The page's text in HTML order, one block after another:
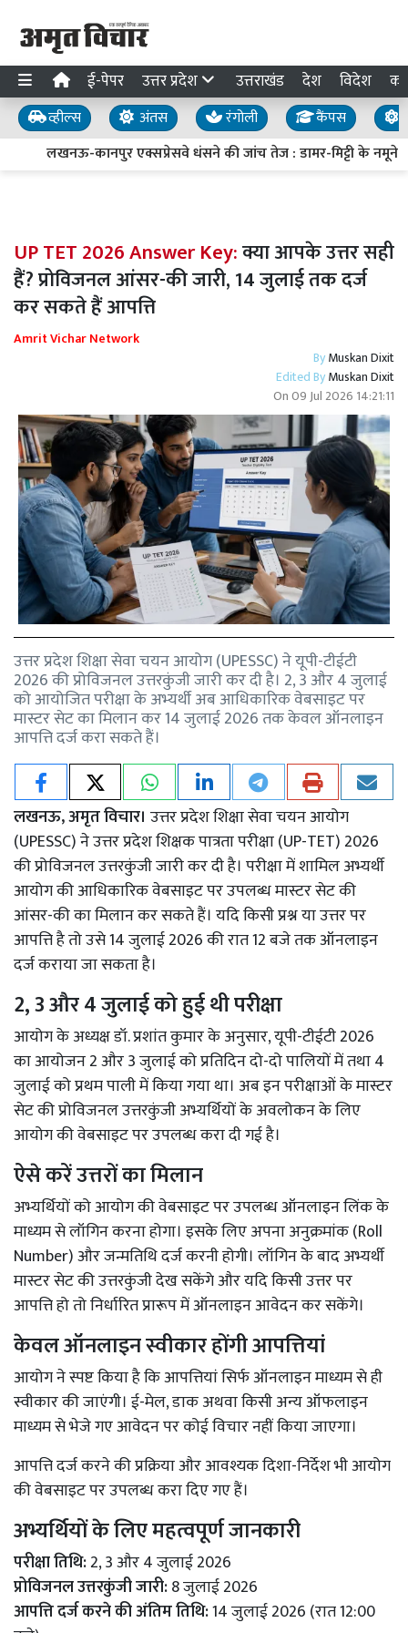
ई-पेपर उत्तर प्रदेश उत्तराखंड देश विदेश
व्हील्स अंतस रंगोली कैंपस
लखनऊ-कानपुर एक्सप्रेसवे धंसने की जांच तेज : डामर-मिट्टी के नमूने
UP TET 2026 Answer Key:क्या आपके उत्तर सही
हैं? प्रोविजनल आंसर-की जारी, 14 जुलाई तक दर्ज
कर सकते हैं आपत्ति
Amrit Vichar Network
ByMuskan Dixit
Edited ByMuskan Dixit
On09 Jul 2026 14:21:11
उत्तर प्रदेश शिक्षा सेवा चयन आयोग (UPESSC) ने यूपी-टीईटी
2026 की प्रोविजनल उत्तरकुंजी जारी कर दी है। 2, 3 और 4 जुलाई
को आयोजित परीक्षा के अभ्यर्थी अब आधिकारिक वेबसाइट पर
मास्टर सेट का मिलान कर 14 जुलाई 2026 तक केवल ऑनलाइन
आपत्ति दर्ज करा सकते हैं।
लखनऊ, अमृत विचार। उत्तर प्रदेश शिक्षा सेवा चयन आयोग
(UPESSC) ने उत्तर प्रदेश शिक्षक पात्रता परीक्षा (UP-TET) 2026
की प्रोविजनल उत्तरकुंजी जारी कर दी है। परीक्षा में शामिल अभ्यर्थी
आयोग की आधिकारिक वेबसाइट पर उपलब्ध मास्टर सेट की
आंसर-की का मिलान कर सकते हैं। यदि किसी प्रश्न या उत्तर पर
आपत्ति है तो उसे 14 जुलाई 2026 की रात 12 बजे तक ऑनलाइन
दर्ज कराया जा सकता है।
2, 3 और 4 जुलाई को हुई थी परीक्षा
आयोग के अध्यक्षडॉ. प्रशांत कुमार के अनुसार, यूपी-टीईटी 2026
का आयोजन 2 और 3 जुलाई को प्रतिदिन दो-दो पालियों में तथा 4
जुलाई को प्रथम पाली में किया गया था। अब इन परीक्षाओं के मास्टर
सेट की प्रोविजनल उत्तरकुंजी अभ्यर्थियों के अवलोकन के लिए
आयोग की वेबसाइट पर उपलब्ध करा दी गई है।
ऐसे करें उत्तरों का मिलान
अभ्यर्थियों को आयोग की वेबसाइट पर उपलब्ध ऑनलाइन लिंक के
माध्यम से लॉगिन करना होगा। इसके लिए अपना अनुक्रमांक (Roll
Number) और जन्मतिथि दर्ज करनी होगी। लॉगिन के बाद अभ्यर्थी
मास्टर सेट की उत्तरकुंजी देख सकेंगे और यदि किसी उत्तर पर
आपत्ति हो तो निर्धारित प्रारूप में ऑनलाइन आवेदन कर सकेंगे।
केवल ऑनलाइन स्वीकार होंगी आपत्तियां
आयोग ने स्पष्ट किया है कि आपत्तियां सिर्फ ऑनलाइन माध्यम से ही
स्वीकार की जाएंगी। ई-मेल, डाक अथवा किसी अन्य ऑफलाइन
माध्यम से भेजे गए आवेदन पर कोई विचार नहीं किया जाएगा।
आपत्ति दर्ज करने की प्रक्रिया और आवश्यक दिशा-निर्देश भी आयोग
की वेबसाइट पर उपलब्ध करा दिए गए हैं।
अभ्यर्थियों के लिए महत्वपूर्ण जानकारी
परीक्षा तिथि:2, 3 और 4 जुलाई 2026
प्रोविजनल उत्तरकुंजी जारी:8 जुलाई 2026
आपत्ति दर्ज करने की अंतिम तिथि:14 जुलाई 2026 (रात 12:00